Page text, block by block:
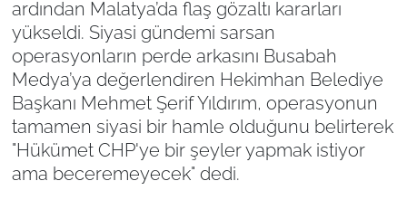
ardından Malatya’da flaş gözaltı kararları
yükseldi. Siyasi gündemi sarsan
operasyonların perde arkasını Busabah
Medya’ya değerlendiren Hekimhan Belediye
Başkanı Mehmet Şerif Yıldırım, operasyonun
tamamen siyasi bir hamle olduğunu belirterek
"Hükümet CHP'ye bir şeyler yapmak istiyor
ama beceremeyecek" dedi.